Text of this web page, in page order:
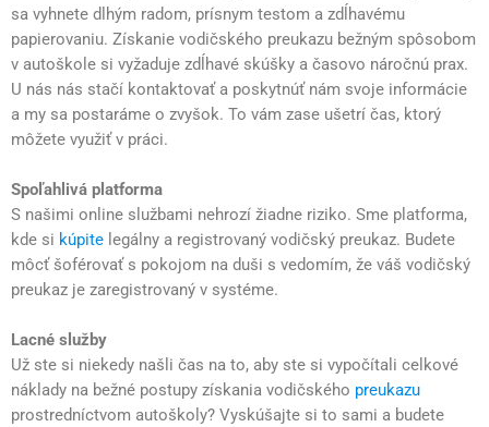
sa vyhnete dlhým radom, prísnym testom a zdĺhavému
papierovaniu. Získanie vodičského preukazu bežným spôsobom
v autoškole si vyžaduje zdĺhavé skúšky a časovo náročnú prax.
U nás nás stačí kontaktovať a poskytnúť nám svoje informácie
a my sa postaráme o zvyšok. To vám zase ušetrí čas, ktorý
môžete využiť v práci.
Spoľahlivá platforma
S našimi online službami nehrozí žiadne riziko. Sme platforma,
kde si kúpite legálny a registrovaný vodičský preukaz. Budete
môcť šoférovať s pokojom na duši s vedomím, že váš vodičský
preukaz je zaregistrovaný v systéme.
Lacné služby
Už ste si niekedy našli čas na to, aby ste si vypočítali celkové
náklady na bežné postupy získania vodičského preukazu
prostredníctvom autoškoly? Vyskúšajte si to sami a budete